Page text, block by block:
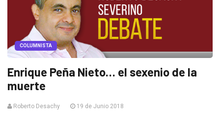
COLUMNISTA
Enrique Peña Nieto… el sexenio de la
muerte
Roberto Desachy 19 de Junio 2018